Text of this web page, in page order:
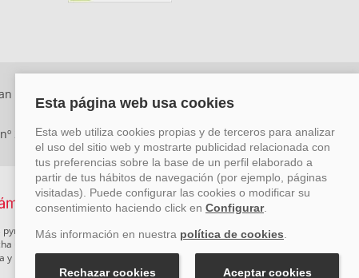
Málaga. CP: 29006) Tel: +34 917 815 555 -
29780-2
pymes mediante el impulso de la innovación, el desarrollo
un Plan de Acción durante el año 2026 para reforzar su
Pyme Cibersegura de la Cámara de Comercio de Málaga.